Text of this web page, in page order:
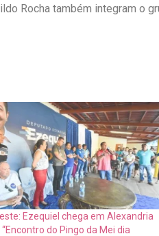
Rocha também integram o
Ezequiel chega em Alexandria
do Pingo da Mei dia